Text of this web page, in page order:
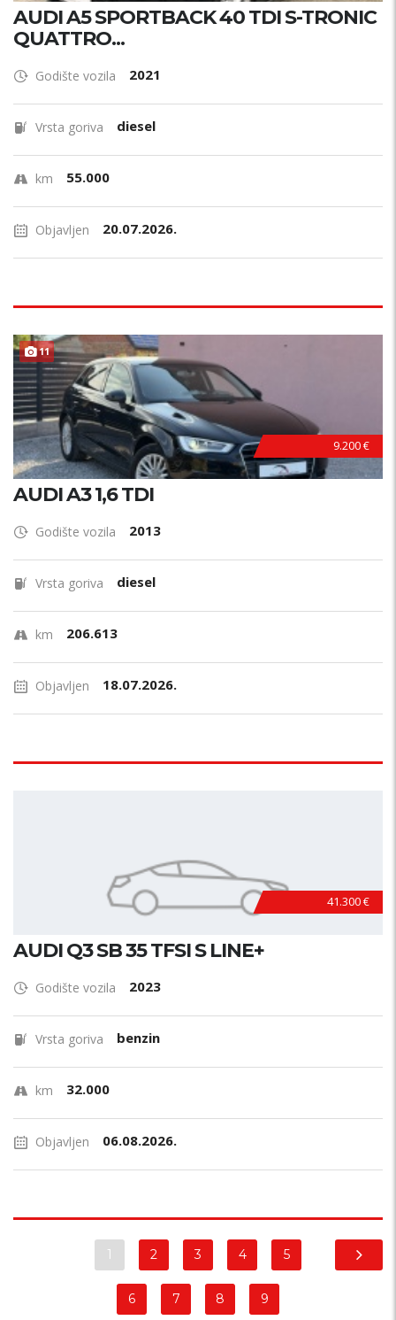
AUDI A5 SPORTBACK 40 TDI S-TRONIC
QUATTRO...
Godište vozila 2021
Vrsta goriva diesel
km 55.000
Objavljen 20.07.2026.
11
9.200 €
AUDI A3 1,6 TDI
Godište vozila 2013
Vrsta goriva diesel
km 206.613
Objavljen 18.07.2026.
41.300 €
AUDI Q3 SB 35 TFSI S LINE+
Godište vozila 2023
Vrsta goriva benzin
km 32.000
Objavljen 06.08.2026.
1 2 3 4 5
6 7 8 9